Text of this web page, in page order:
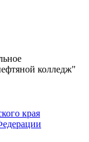
колледж"
края